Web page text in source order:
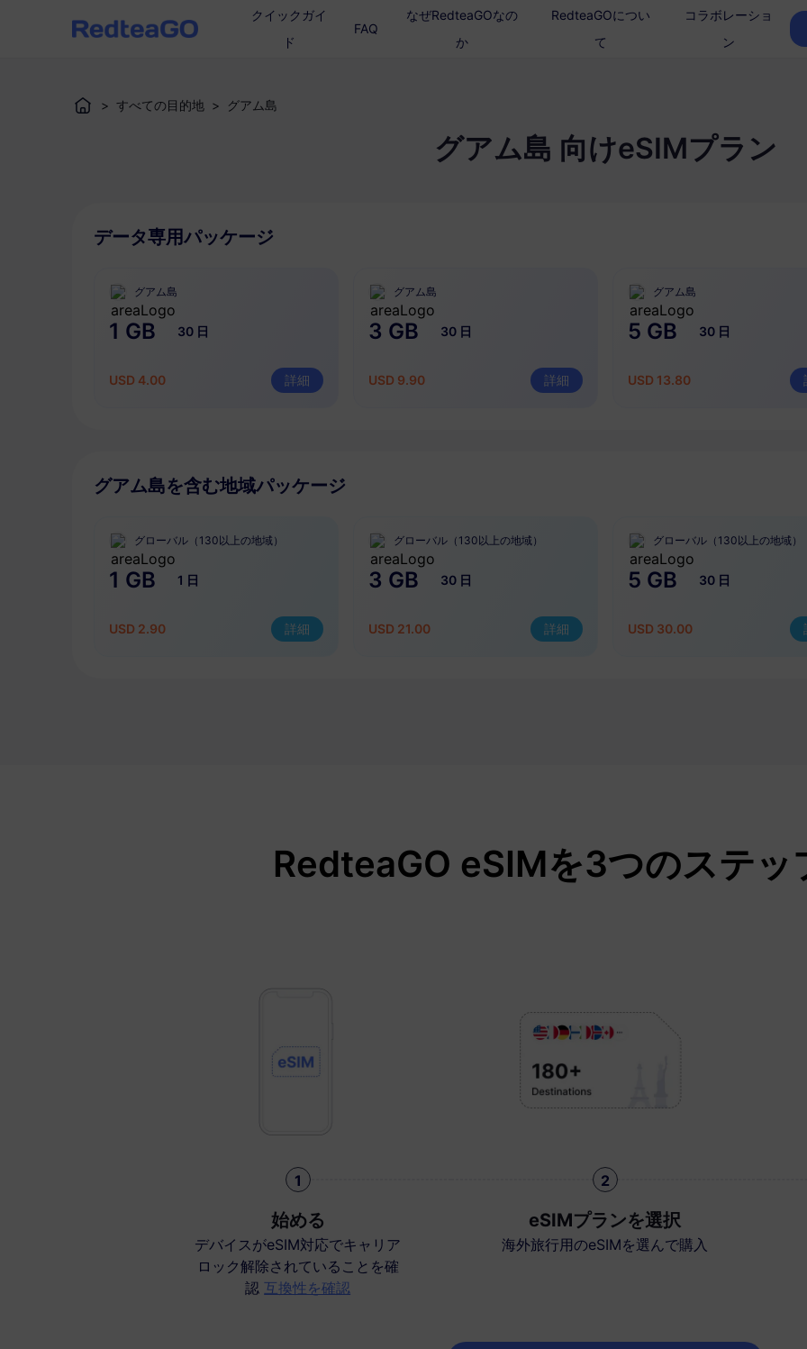
クイックガイ
ド
FAQ
なぜRedteaGOなの
か
RedteaGOについ
て
コラボレーショ
ン
> すべての目的地 > グアム島
グアム島 向けeSIMプラン
データ専用パッケージ
グアム島
1 GB 30 日
USD 4.00 詳細
グアム島
3 GB 30 日
USD 9.90 詳細
グアム島
5 GB 30 日
USD 13.80
グアム島を含む地域パッケージ
グローバル（130以上の地域）
1 GB 1 日
USD 2.90 詳細
グローバル（130以上の地域）
3 GB 30 日
USD 21.00 詳細
グローバル（130以上の地域）
5 GB 30 日
USD 30.00
RedteaGO eSIMを3つのステッ
1
始める
デバイスがeSIM対応でキャリア
ロック解除されていることを確
認 互換性を確認
2
eSIMプランを選択
海外旅行用のeSIMを選んで購入